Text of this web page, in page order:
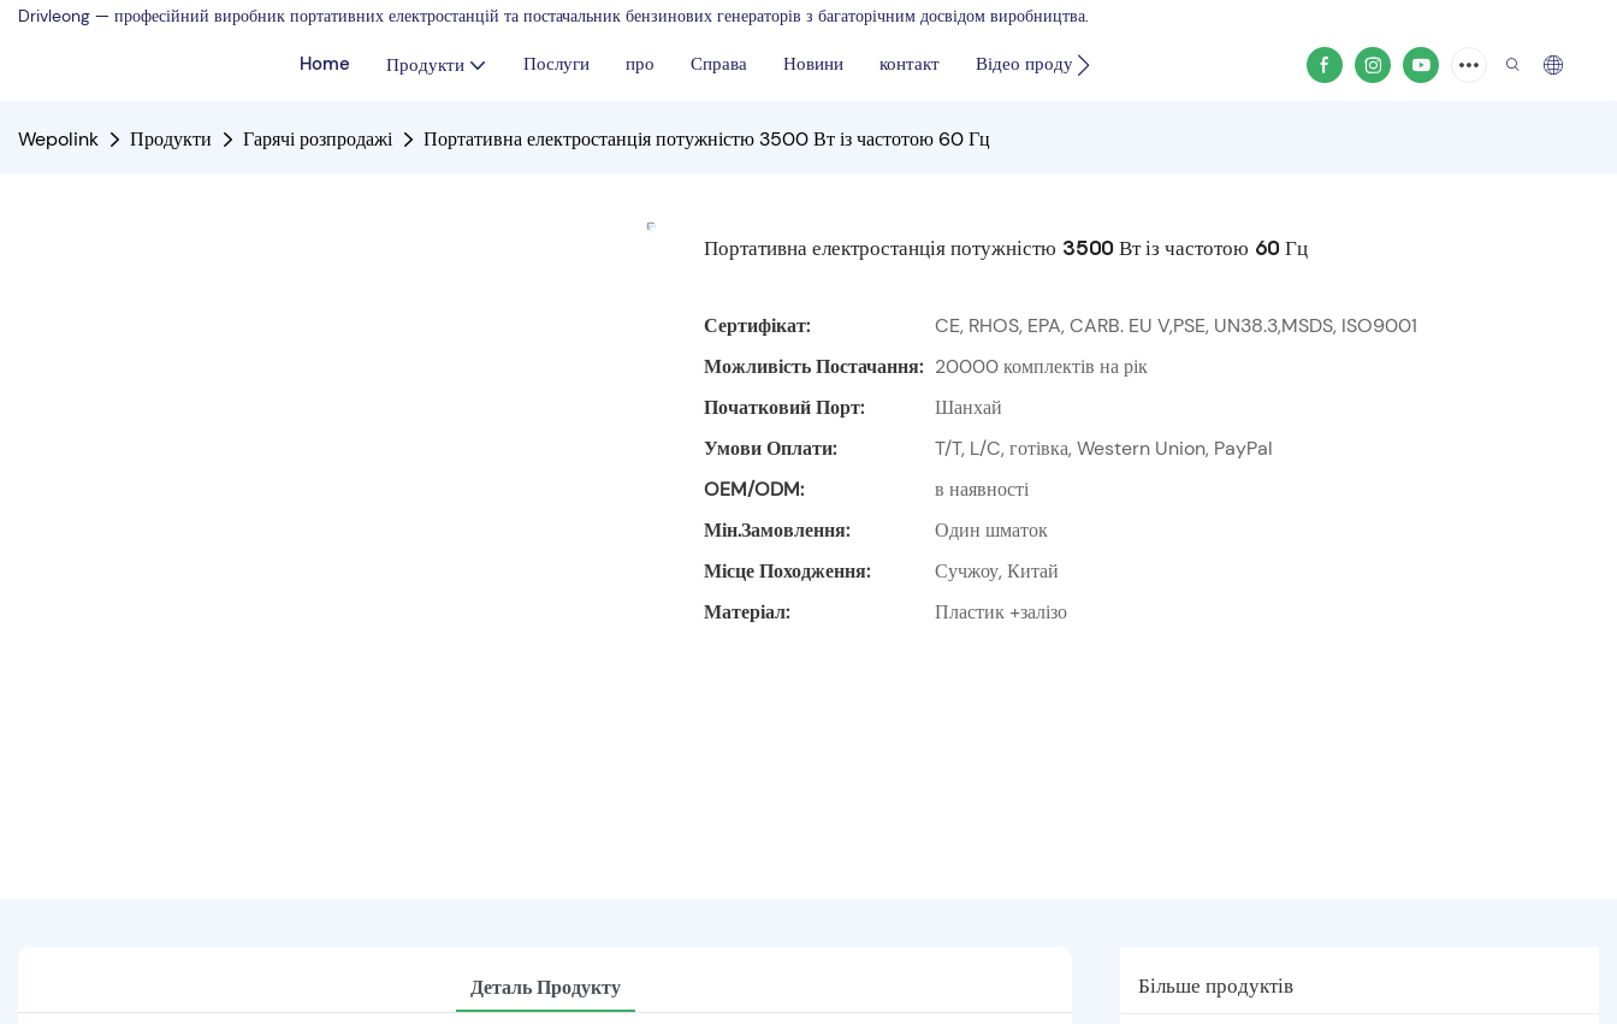
Drivleong — професійний виробник портативних електростанцій та постачальник бензинових генераторів з багаторічним досвідом виробництва.
Home Продукти Послуги про Справа Новини контакт Відео продукту
Wepolink Продукти Гарячі розпродажі Портативна електростанція потужністю 3500 Вт із частотою 60 Гц
Портативна електростанція потужністю 3500 Вт із частотою 60 Гц
Сертифікат:
CE, RHOS, EPA, CARB. EU V,PSE, UN38.3,MSDS, ISO9001
Можливість Постачання: 20000 комплектів на рік
Початковий Порт:
Шанхай
Умови Оплати:
T/T, L/C, готівка, Western Union, PayPal
OEM/ODM:
в наявності
Мін.замовлення:
Один шматок
Місце Походження:
Сучжоу, Китай
Матеріал:
Пластик +залізо
Деталь Продукту Більше продуктів